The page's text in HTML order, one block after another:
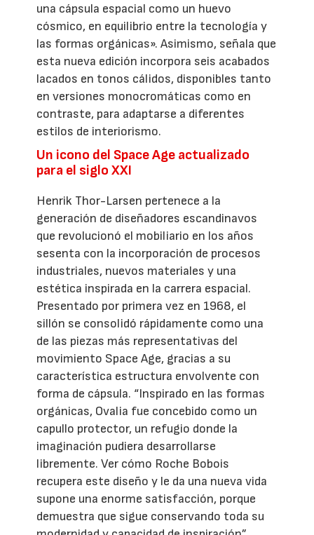
una cápsula espacial como un huevo
cósmico, en equilibrio entre la tecnología y
las formas orgánicas». Asimismo, señala que
esta nueva edición incorpora seis acabados
lacados en tonos cálidos, disponibles tanto
en versiones monocromáticas como en
contraste, para adaptarse a diferentes
estilos de interiorismo.
Un icono del Space Age actualizado
para el siglo XXI
Henrik Thor-Larsen pertenece a la
generación de diseñadores escandinavos
que revolucionó el mobiliario en los años
sesenta con la incorporación de procesos
industriales, nuevos materiales y una
estética inspirada en la carrera espacial.
Presentado por primera vez en 1968, el
sillón se consolidó rápidamente como una
de las piezas más representativas del
movimiento Space Age, gracias a su
característica estructura envolvente con
forma de cápsula. “Inspirado en las formas
orgánicas, Ovalia fue concebido como un
capullo protector, un refugio donde la
imaginación pudiera desarrollarse
libremente. Ver cómo Roche Bobois
recupera este diseño y le da una nueva vida
supone una enorme satisfacción, porque
demuestra que sigue conservando toda su